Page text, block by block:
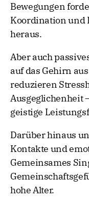
Bewegungen
Koordination und
heraus.
Aber auch
auf das Gehirn
reduzieren
Ausgeglichenheit
geistige
Darüber hinaus
Kontakte und
Gemeinsames
hohe Alter.